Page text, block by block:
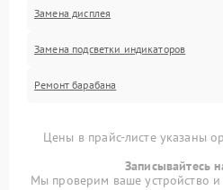
Замена дисплея
Замена подсветки индикаторов
Ремонт барабана
Цены в прайс-листе указаны
Записывайтесь
Мы проверим ваше устройство